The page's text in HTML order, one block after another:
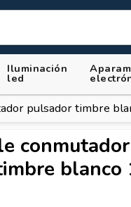
Iluminación
led
pulsador timbre
conmutador
blanco